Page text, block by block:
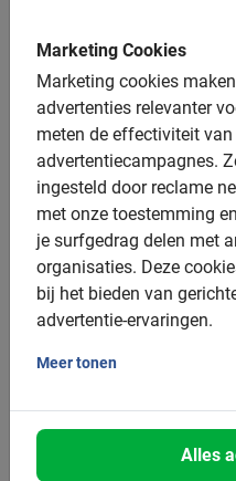
Marketing Cookies
Marketing cookies maken
advertenties relevanter
meten de effectiviteit van
advertentiecampagnes.
ingesteld door reclame
met onze toestemming
je surfgedrag delen met
organisaties. Deze
bij het bieden van
advertentie-ervaringen.
Meer tonen
Alles
Fietsen in
genieten
Kyoto Fietstour
Ontdek Gion, de
Wandel door het bekende
bamboebos van
schrijn. Tijdens deze tour